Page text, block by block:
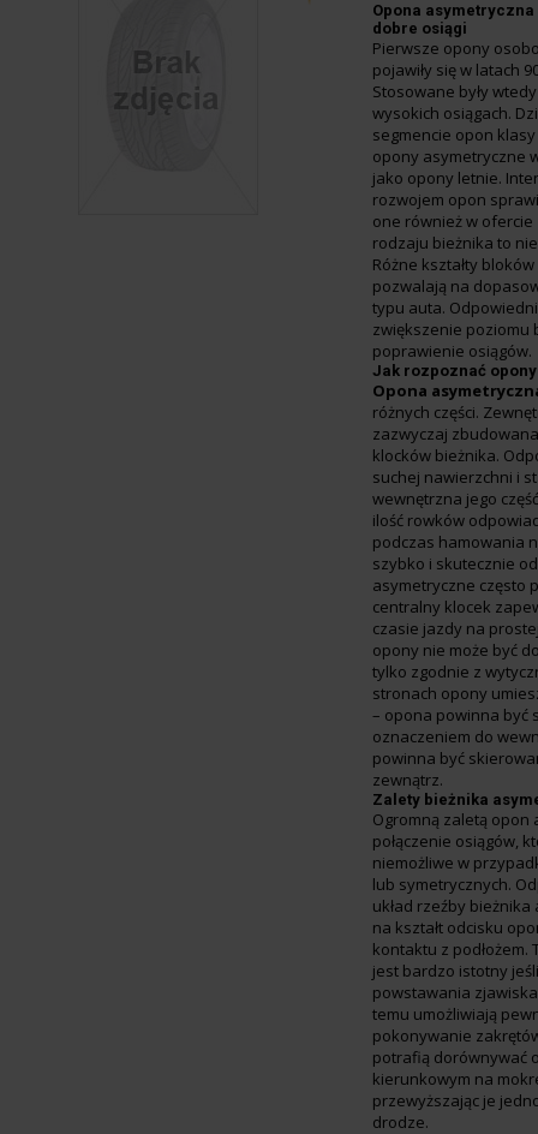
Opona
dobre osiągi
Pierwsze opony
pojawiły się w latach
Stosowane były
wysokich osiągach.
segmencie opon
opony asymetryczne
jako opony letnie.
rozwojem opon
one również w ofercie
rodzaju bieżnika to
Różne kształty
pozwalają na
typu auta.
zwiększenie poziomu
poprawienie osiągów.
Jak rozpoznać
Opona
różnych części.
zazwyczaj
klocków bieżnika.
suchej nawierzchni i
wewnętrzna jego
ilość rowków
podczas hamowania
szybko i skutecznie
asymetryczne często
centralny klocek
czasie jazdy na
opony nie może być
tylko zgodnie z
stronach opony
– opona powinna być
oznaczeniem do
powinna być
zewnątrz.
Zalety bieżnika
Ogromną zaletą opon
połączenie osiągów,
niemożliwe w
lub symetrycznych.
układ rzeźby
na kształt odcisku
kontaktu z podłożem.
jest bardzo istotny
powstawania
temu umożliwiają
pokonywanie
potrafią dorównywać
kierunkowym na
przewyższając je
drodze.